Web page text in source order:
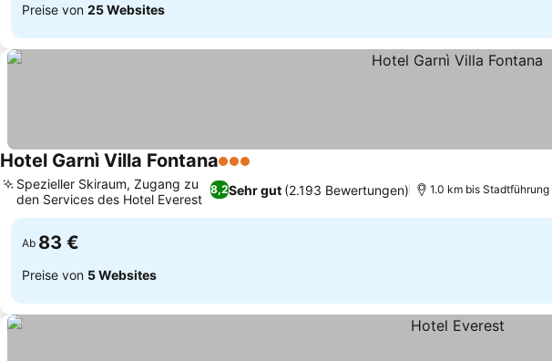
Preise von 25 Websites
Hotel Garnì Villa Fontana3 Sterne
8,2Sehr gut (2.193 Bewertungen)
Spezieller Skiraum, Zugang zu
den Services des Hotel Everest
1.0 km bis Stadtführung
Ab 83 €
Preise von 5 Websites